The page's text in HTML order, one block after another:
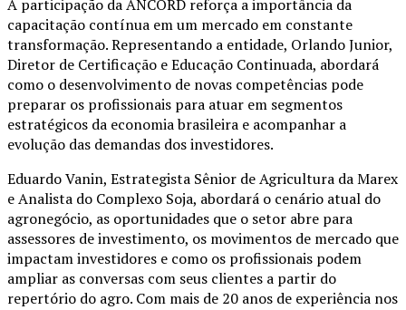
A participação da ANCORD reforça a importância da
capacitação contínua em um mercado em constante
transformação. Representando a entidade, Orlando Junior,
Diretor de Certificação e Educação Continuada, abordará
como o desenvolvimento de novas competências pode
preparar os profissionais para atuar em segmentos
estratégicos da economia brasileira e acompanhar a
evolução das demandas dos investidores.
Eduardo Vanin, Estrategista Sênior de Agricultura da Marex
e Analista do Complexo Soja, abordará o cenário atual do
agronegócio, as oportunidades que o setor abre para
assessores de investimento, os movimentos de mercado que
impactam investidores e como os profissionais podem
ampliar as conversas com seus clientes a partir do
repertório do agro. Com mais de 20 anos de experiência nos